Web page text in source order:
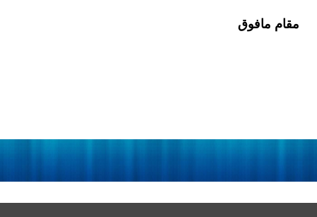
مقام مافوق